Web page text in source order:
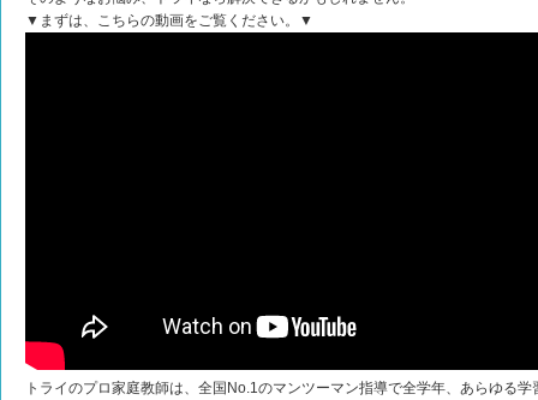
▼まずは、こちらの動画をご覧ください。▼
トライのプロ家庭教師は、全国No.1のマンツーマン指導で全学年、あらゆる